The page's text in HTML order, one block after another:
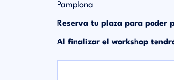
Pamplona
Reserva tu plaza para poder
Al finalizar el workshop